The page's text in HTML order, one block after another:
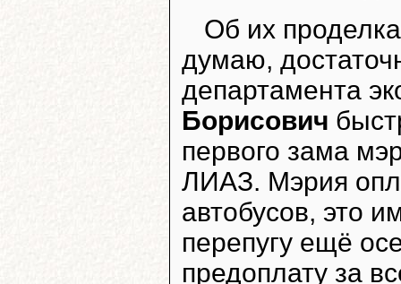
Об их
думаю,
департамента
Борисович
первого зама
ЛИАЗ. Мэрия
автобусов, это
перепугу ещё
предоплату за